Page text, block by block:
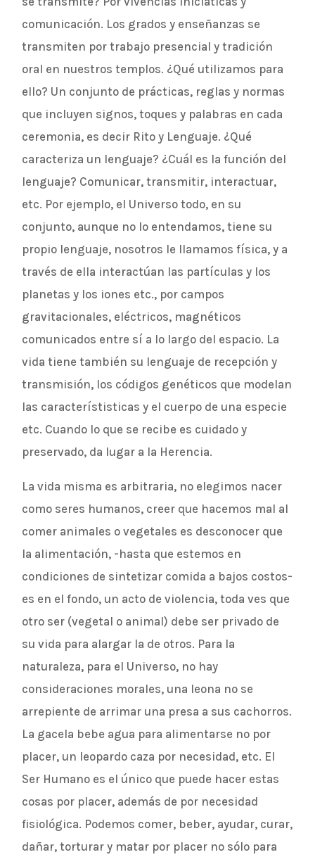
comunicación. Los grados y enseñanzas se
transmiten por trabajo presencial y tradición
oral en nuestros templos. ¿Qué utilizamos para
ello? Un conjunto de prácticas, reglas y normas
que incluyen signos, toques y palabras en cada
ceremonia, es decir Rito y Lenguaje. ¿Qué
caracteriza un lenguaje? ¿Cuál es la función del
lenguaje? Comunicar, transmitir, interactuar,
etc. Por ejemplo, el Universo todo, en su
conjunto, aunque no lo entendamos, tiene su
propio lenguaje, nosotros le llamamos física, y a
través de ella interactúan las partículas y los
planetas y los iones etc., por campos
gravitacionales, eléctricos, magnéticos
comunicados entre sí a lo largo del espacio. La
vida tiene también su lenguaje de recepción y
transmisión, los códigos genéticos que modelan
las característisticas y el cuerpo de una especie
etc. Cuando lo que se recibe es cuidado y
preservado, da lugar a la Herencia.
La vida misma es arbitraria, no elegimos nacer
como seres humanos, creer que hacemos mal al
comer animales o vegetales es desconocer que
la alimentación, -hasta que estemos en
condiciones de sintetizar comida a bajos costos-
es en el fondo, un acto de violencia, toda ves que
otro ser (vegetal o animal) debe ser privado de
su vida para alargar la de otros. Para la
naturaleza, para el Universo, no hay
consideraciones morales, una leona no se
arrepiente de arrimar una presa a sus cachorros.
La gacela bebe agua para alimentarse no por
placer, un leopardo caza por necesidad, etc. El
Ser Humano es el único que puede hacer estas
cosas por placer, además de por necesidad
fisiológica. Podemos comer, beber, ayudar, curar,
dañar, torturar y matar por placer no sólo para